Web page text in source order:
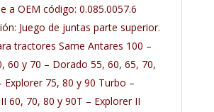
a OEM código: 0.085.0057.6
Juego de juntas parte superior.
tractores Same Antares 100 –
60 y 70 – Dorado 55, 60, 65, 70,
Explorer 75, 80 y 90 Turbo –
60, 70, 80 y 90T – Explorer II